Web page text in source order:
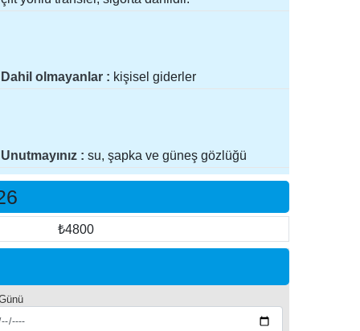
Dahil olmayanlar kişisel giderler
Unutmayınız su, şapka ve güneş gözlüğü
₺4800